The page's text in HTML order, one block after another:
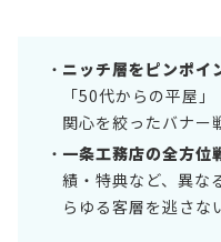
ニッチ層をピンポイ
「50代からの平屋
関心を絞ったバナー
一条工務店の全方位
績・特典など、異な
らゆる客層を逃さな